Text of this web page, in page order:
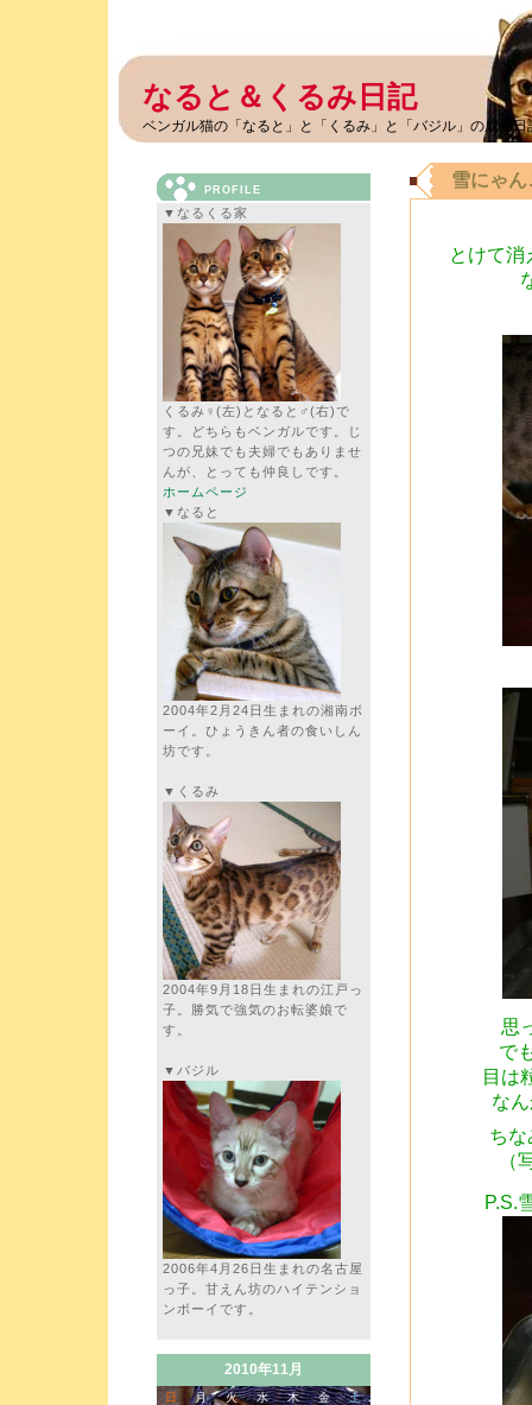
なると＆くるみ日記
ベンガル猫の「なると」と「くるみ」と「バジル」の成長日
PROFILE
▼なるくる家
くるみ♀(左)となると♂(右)で
す。どちらもベンガルです。じ
つの兄妹でも夫婦でもありませ
んが、とっても仲良しです。
ホームページ
▼なると
2004年2月24日生まれの湘南ボ
ーイ。ひょうきん者の食いしん
坊です。
▼くるみ
2004年9月18日生まれの江戸っ
子。勝気で強気のお転婆娘で
す。
▼バジル
2006年4月26日生まれの名古屋
っ子。甘えん坊のハイテンショ
ンボーイです。
2010年11月
日 月 火 水 木 金
土
雪にゃん
とけて消
思
で
目は
な
ち
（
P.S.